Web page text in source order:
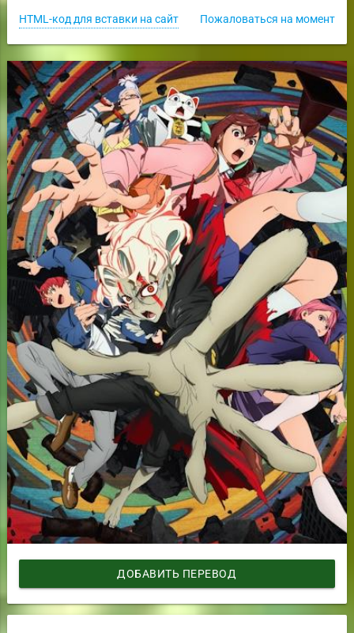
Пожаловаться на момент
HTML-код для вставки на сайт
ДОБАВИТЬ ПЕРЕВОД